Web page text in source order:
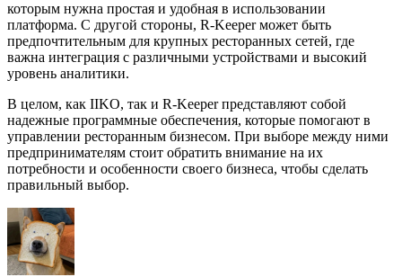
которым нужна простая и удобная в использовании
платформа. С другой стороны, R-Keeper может быть
предпочтительным для крупных ресторанных сетей, где
важна интеграция с различными устройствами и высокий
уровень аналитики.
В целом, как IIKO, так и R-Keeper представляют собой
надежные программные обеспечения, которые помогают в
управлении ресторанным бизнесом. При выборе между ними
предпринимателям стоит обратить внимание на их
потребности и особенности своего бизнеса, чтобы сделать
правильный выбор.